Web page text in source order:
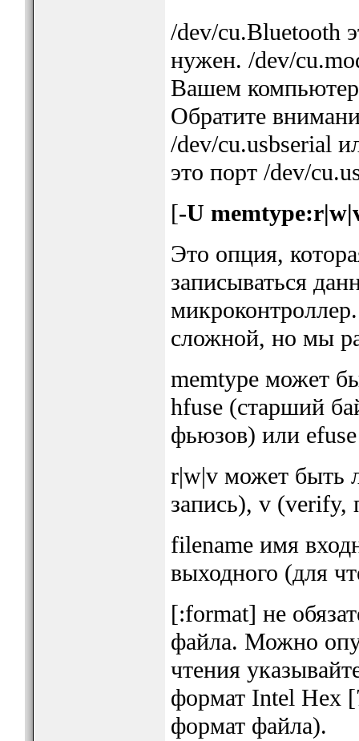
/dev/cu.Bluetooth
нужен. /dev/
Вашем
Обратите
/dev/cu.usbserial
это порт /dev/
[-U
Это опция,
записываться
сложной, но мы
memtype может
hfuse (старший
фьюзов) или
r|w|v может быть
запись), v (verify,
filename имя
выходного (для
[:format] не
файла. Можно
чтения
формат Intel Hex
формат файла).